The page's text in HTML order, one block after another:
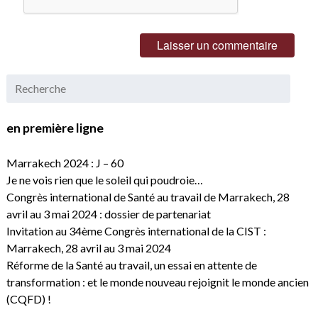
en première ligne
Marrakech 2024 : J – 60
Je ne vois rien que le soleil qui poudroie…
Congrès international de Santé au travail de Marrakech, 28
avril au 3 mai 2024 : dossier de partenariat
Invitation au 34ème Congrès international de la CIST :
Marrakech, 28 avril au 3 mai 2024
Réforme de la Santé au travail, un essai en attente de
transformation : et le monde nouveau rejoignit le monde ancien
(CQFD) !